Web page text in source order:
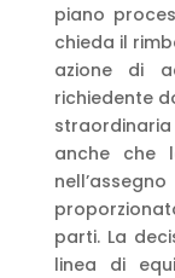
piano
chieda il
azione di
richiedente
anche che
parti. La
linea di